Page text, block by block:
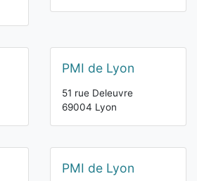
PMI de Lyon
51 rue Deleuvre
69004 Lyon
PMI de Lyon